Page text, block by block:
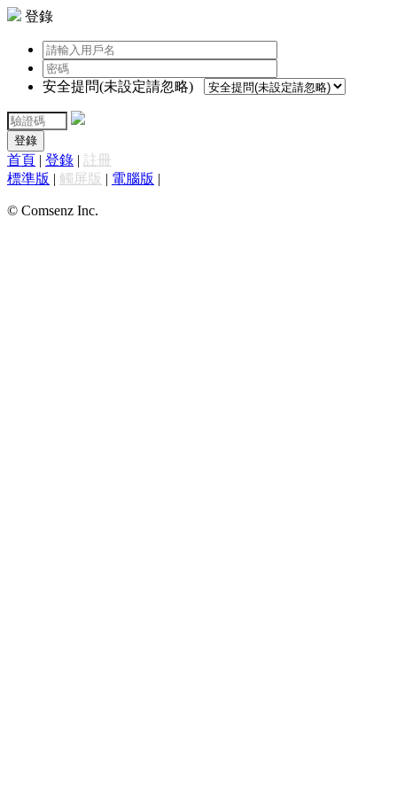
登錄
安全提問(未設定請忽略)
登錄
首頁 | 登錄 | 註冊
標準版 | 觸屏版 | 電腦版 |
© Comsenz Inc.